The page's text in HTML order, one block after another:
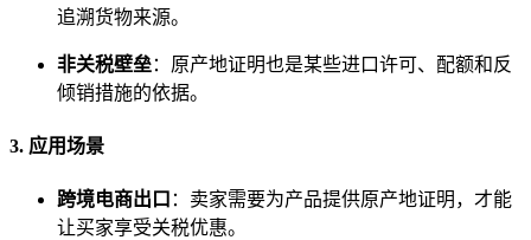
追溯货物来源。
非关税壁垒：原产地证明也是某些进口许可、配额和反
倾销措施的依据。
3. 应用场景
跨境电商出口 ：卖家需要为产品提供原产地证明，才能
让买家享受关税优惠。